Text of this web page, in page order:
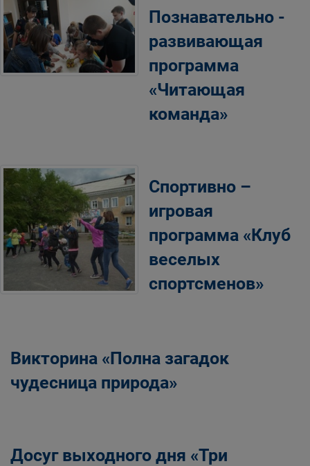
Познавательно -
развивающая
программа
«Читающая
команда»
Спортивно –
игровая
программа «Клуб
веселых
спортсменов»
Викторина «Полна загадок
чудесница природа»
Досуг выходного дня «Три